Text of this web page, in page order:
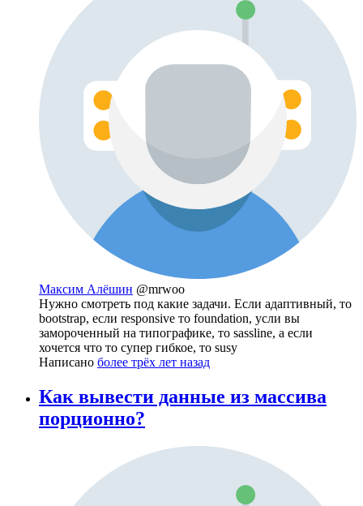
Максим Алёшин @mrwoo
Нужно смотреть под какие задачи. Если адаптивный, то
bootstrap, если responsive то foundation, усли вы
замороченный на типографике, то sassline, а если
хочется что то супер гибкое, то susy
Написано более трёх лет назад
Как вывести данные из массива
порционно?